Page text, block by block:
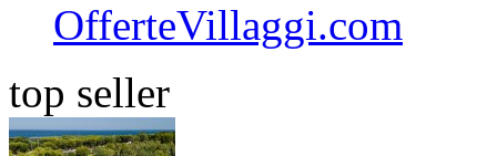
OfferteVillaggi.com
top seller